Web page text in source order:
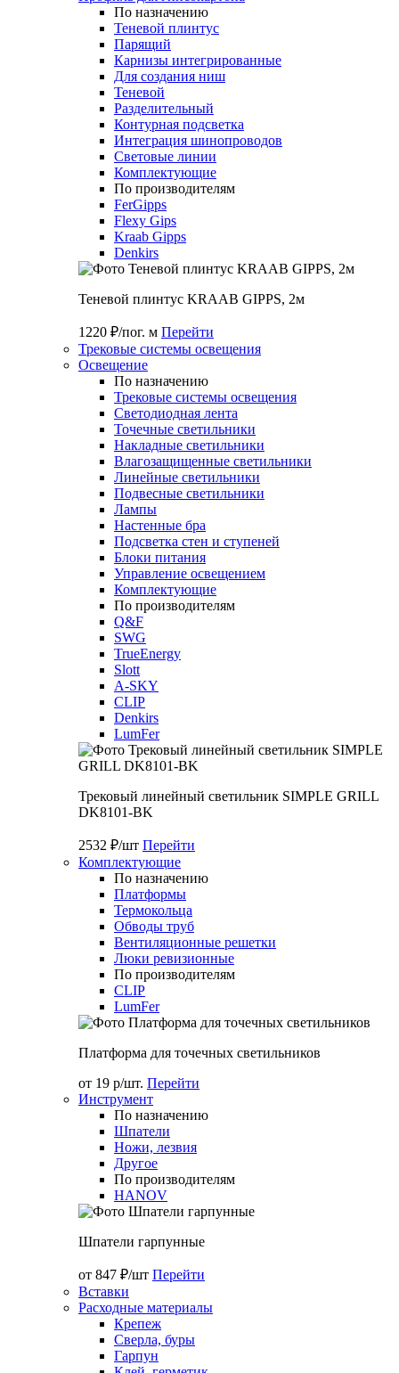
По назначению
Теневой плинтус
Парящий
Карнизы интегрированные
Для создания ниш
Теневой
Разделительный
Контурная подсветка
Интеграция шинопроводов
Световые линии
Комплектующие
По производителям
FerGipps
Flexy Gips
Kraab Gipps
Denkirs
Теневой плинтус KRAAB GIPPS, 2м
1220 ₽/пог. м Перейти
Трековые системы освещения
Освещение
По назначению
Трековые системы освещения
Светодиодная лента
Точечные светильники
Накладные светильники
Влагозащищенные светильники
Линейные светильники
Подвесные светильники
Лампы
Настенные бра
Подсветка стен и ступеней
Блоки питания
Управление освещением
Комплектующие
По производителям
Q&F
SWG
TrueEnergy
Slott
A-SKY
CLIP
Denkirs
LumFer
Трековый линейный светильник SIMPLE GRILL
DK8101-BK
2532 ₽/шт Перейти
Комплектующие
По назначению
Платформы
Термокольца
Обводы труб
Вентиляционные решетки
Люки ревизионные
По производителям
CLIP
LumFer
Платформа для точечных светильников
от 19 р/шт. Перейти
Инструмент
По назначению
Шпатели
Ножи, лезвия
Другое
По производителям
HANOV
Шпатели гарпунные
от 847 ₽/шт Перейти
Вставки
Расходные материалы
Крепеж
Сверла, буры
Гарпун